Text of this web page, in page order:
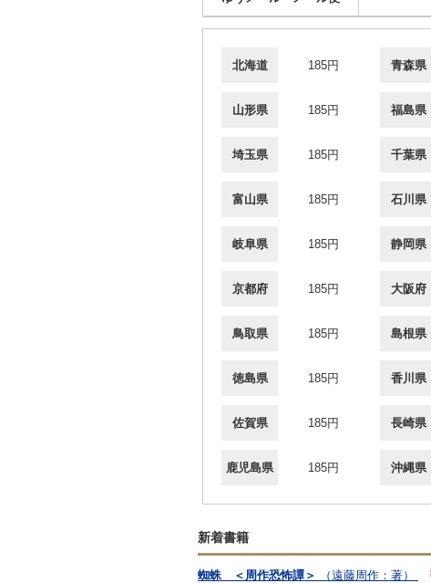
北海道 185円 青森県
山形県 185円 福島県
埼玉県 185円 千葉県
富山県 185円 石川県
岐阜県 185円 静岡県
京都府 185円 大阪府
鳥取県 185円 島根県
徳島県 185円 香川県
佐賀県 185円 長崎県
鹿児島県 185円 沖縄県
新着書籍
蜘蛛 ＜周作恐怖譚＞ （遠藤周作：著）